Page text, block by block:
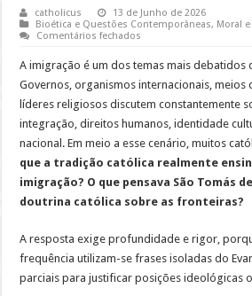
catholicus
13 de Junho de 2026
Bioética e Questões Contemporâneas, Moral
Comentários fechados
ou
prudência
política?
O
São
Tomás
de
Aquino
ensinou
sobre
a
por
que
isso
continua
relevante
A imigração é um dos temas mais debatidos
Governos, organismos internacionais, meios
líderes religiosos discutem constantemente
integração, direitos humanos, identidade
nacional. Em meio a esse cenário, muitos
que a tradição católica realmente
imigração? O que pensava São Tomás
doutrina católica sobre as fronteiras?
A resposta exige profundidade e rigor,
frequência utilizam-se frases isoladas do
parciais para justificar posições ideológicas